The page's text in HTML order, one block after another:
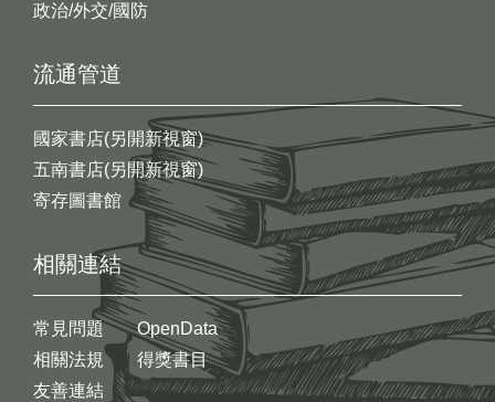
政治/外交/國防
流通管道
國家書店(另開新視窗)
五南書店(另開新視窗)
寄存圖書館
相關連結
常見問題
相關法規
友善連結
OpenData
得獎書目